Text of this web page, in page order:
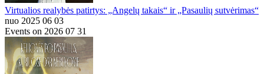
Virtualios realybės patirtys: „Angelų takais“ ir „Pasaulių sutvėrimas“
nuo 2025 06 03
Events on 2026 07 31